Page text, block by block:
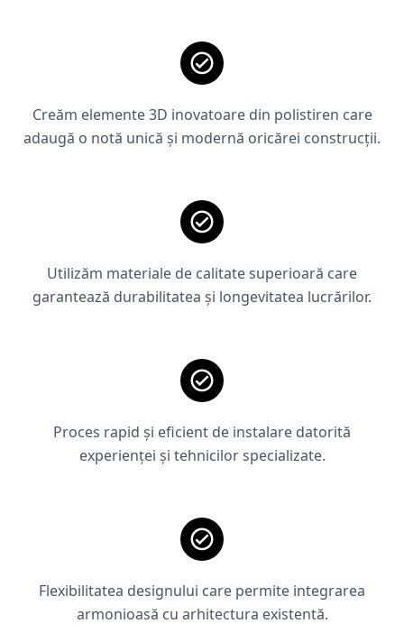
Creăm elemente 3D inovatoare din polistiren care
adaugă o notă unică și modernă oricărei construcții.
Utilizăm materiale de calitate superioară care
garantează durabilitatea și longevitatea lucrărilor.
Proces rapid și eficient de instalare datorită
experienței și tehnicilor specializate.
Flexibilitatea designului care permite integrarea
armonioasă cu arhitectura existentă.